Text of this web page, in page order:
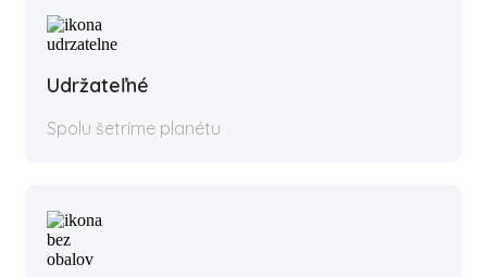
Udržateľné
Spolu šetríme planétu